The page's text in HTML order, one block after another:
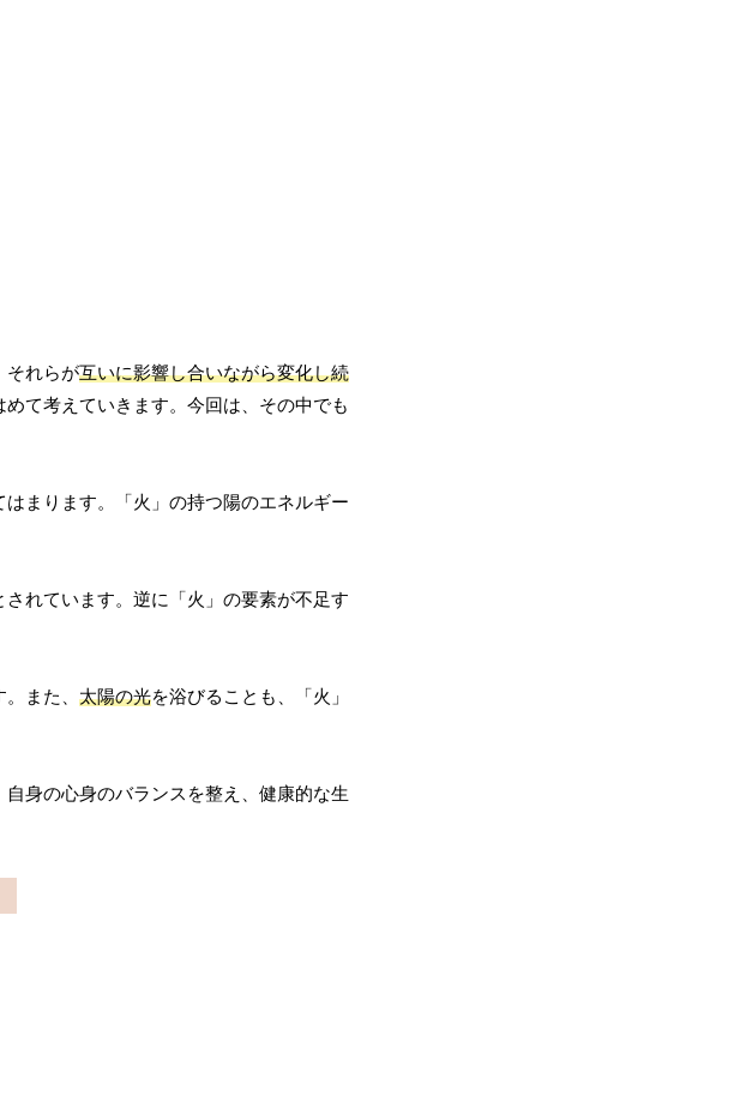
それらが互いに影響し合いながら変化し続
て考えていきます。今回は、その中でも
はまります。「火」の持つ陽のエネルギー
されています。逆に「火」の要素が不足す
また、 太陽の光を浴びることも、「火」
身の心身のバランスを整え、健康的な生